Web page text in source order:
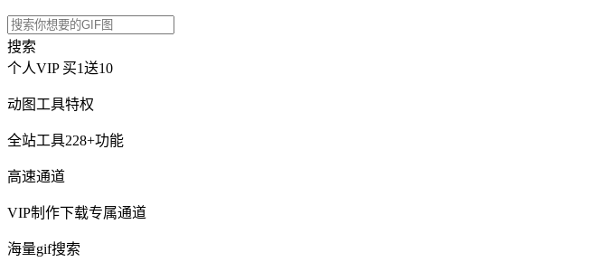
搜索
个人VIP 买1送10
动图工具特权
全站工具228+功能
高速通道
VIP制作下载专属通道
海量gif搜索